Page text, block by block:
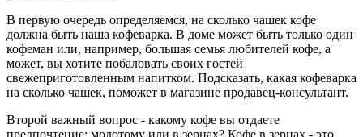
В первую очередь определяемся, на сколько чашек кофе
должна быть наша кофеварка. В доме может быть только один
кофеман или, например, большая семья любителей кофе, а
может, вы хотите побаловать своих гостей
свежеприготовленным напитком. Подсказать, какая кофеварка
на сколько чашек, поможет в магазине продавец-консультант.
Второй важный вопрос - какому кофе вы отдаете
предпочтение: молотому или в зернах? Кофе в зернах - это,